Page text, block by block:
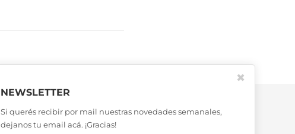
NEWSLETTER
Si querés recibir por mail nuestras novedades semanales,
dejanos tu email acá. ¡Gracias!
✖